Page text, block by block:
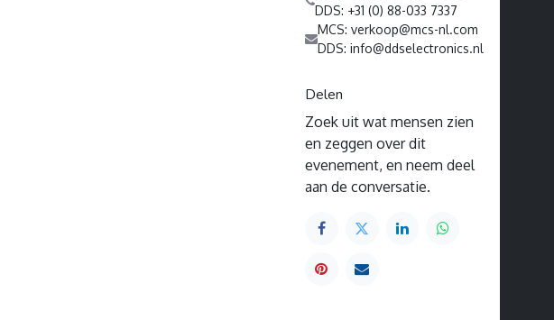
DDS: +31 (0) 88-033 7337
MCS: verkoop@mcs-nl.com
DDS: info@ddselectronics.nl
Delen
Zoek uit wat mensen zien
en zeggen over dit
evenement, en neem deel
aan de conversatie.